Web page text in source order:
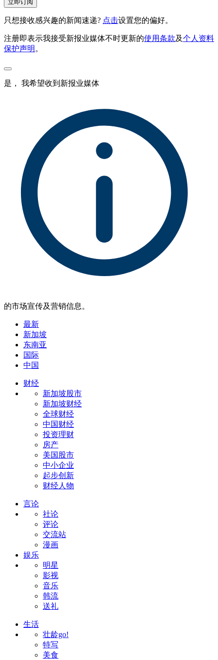
立即订阅
只想接收感兴趣的新闻速递? 点击设置您的偏好。
注册即表示我接受新报业媒体不时更新的使用条款及个人资料
保护声明 。
是， 我希望收到新报业媒体
的市场宣传及营销信息。
最新
新加坡
东南亚
国际
中国
财经
新加坡股市
新加坡财经
全球财经
中国财经
投资理财
房产
美国股市
中小企业
起步创新
财经人物
言论
社论
评论
交流站
漫画
娱乐
明星
影视
音乐
韩流
送礼
生活
壮龄go!
特写
美食